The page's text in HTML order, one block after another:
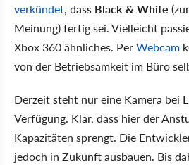
verkündet, dass Black & White
Meinung) fertig sei. Vielleicht
Xbox 360 ähnliches. PerWebcam
von der Betriebsamkeit im Büro
Derzeit steht nur eine Kamera bei
Verfügung. Klar, dass hier der
Kapazitäten sprengt. Die
jedoch in Zukunft ausbauen. Bis